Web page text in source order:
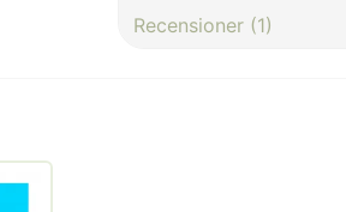
question
Recensioner (1)